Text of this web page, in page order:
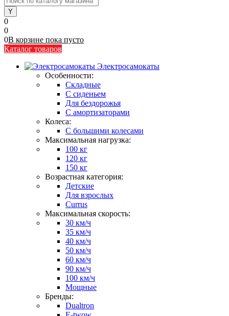
0
0
0В корзине пока пусто
Каталог товаров
Электросамокаты
Особенности:
Складные
C сиденьем
Для бездорожья
С амортизаторами
Колеса:
С большими колесами
Максимальная нагрузка:
100 кг
120 кг
150 кг
Возрастная категория:
Детские
Для взрослых
Currus
Максимальная скорость:
30 км/ч
35 км/ч
40 км/ч
50 км/ч
60 км/ч
90 км/ч
100 км/ч
Мощные
Бренды:
Dualtron